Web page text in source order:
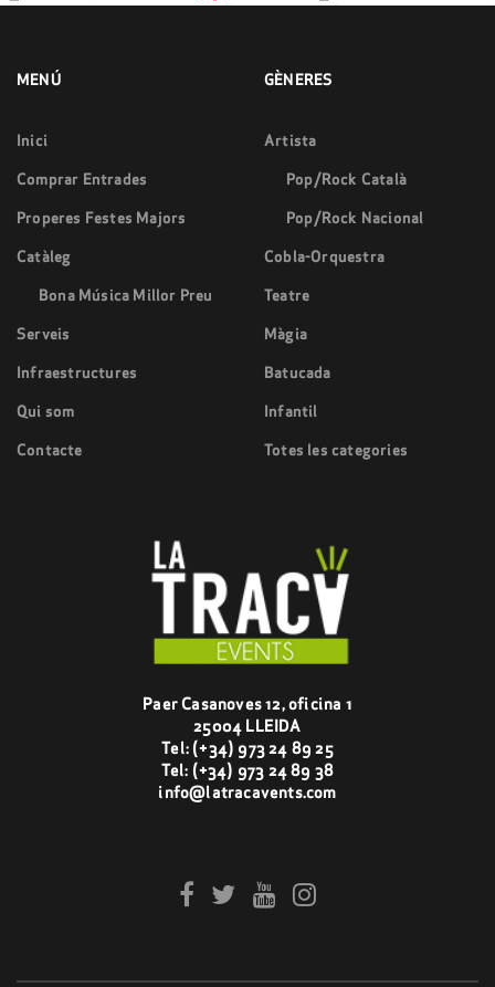
MENÚ
Inici
Comprar Entrades
Properes Festes Majors
Catàleg
Bona Música Millor Preu
Serveis
Infraestructures
Qui som
Contacte
GÈNERES
Artista
Pop/Rock Català
Pop/Rock Nacional
Cobla-Orquestra
Teatre
Màgia
Batucada
Infantil
Totes les categories
Paer Casanoves 12, oficina 1
25004 LLEIDA
Tel: (+34) 973 24 89 25
Tel: (+34) 973 24 89 38
info@latracavents.com